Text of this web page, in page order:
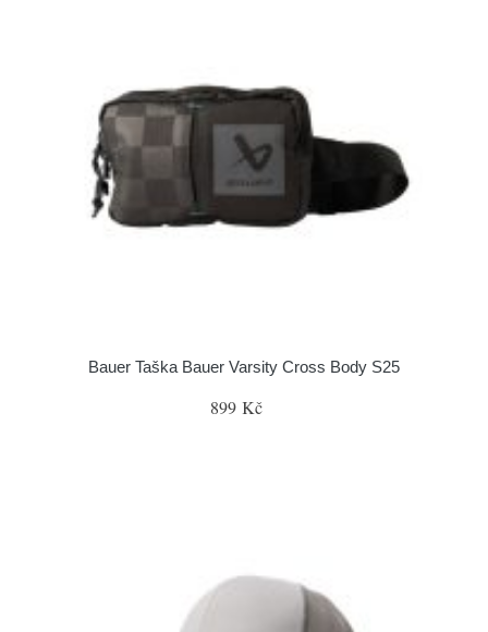
Bauer Taška Bauer Varsity Cross Body S25
899 Kč